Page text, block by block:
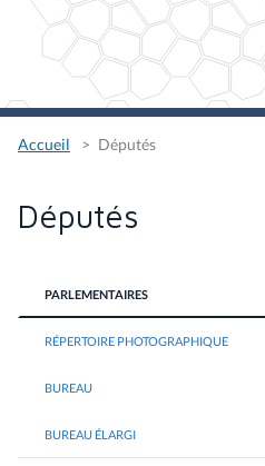
Accueil Députés
Députés
PARLEMENTAIRES
RÉPERTOIRE PHOTOGRAPHIQUE
BUREAU
BUREAU ÉLARGI